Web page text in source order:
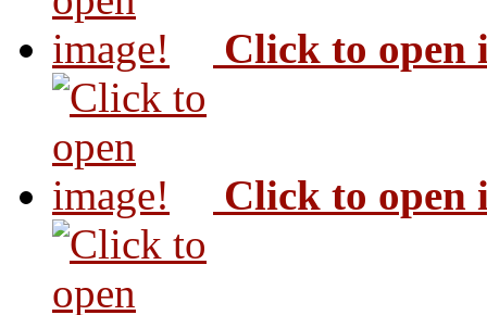
Click to open
Click to open